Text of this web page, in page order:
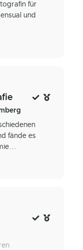
für
und
fände es